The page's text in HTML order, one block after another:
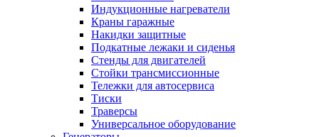
Индукционные нагреватели
Краны гаражные
Накидки защитные
Подкатные лежаки и сиденья
Стенды для двигателей
Стойки трансмиссионные
Тележки для автосервиса
Тиски
Траверсы
Универсальное оборудование